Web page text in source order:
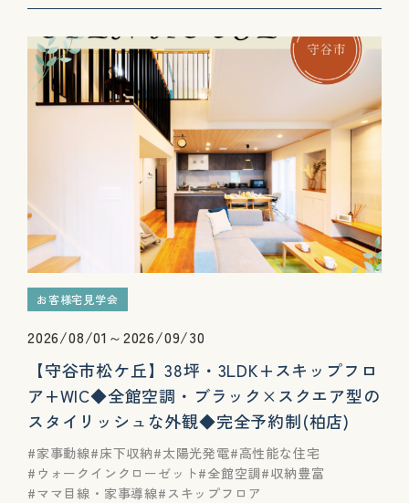
お客様宅見学会
2026/08/01～2026/09/30
【守谷市松ケ丘】38坪・3LDK+スキップフロ
ア+WIC◆全館空調・ブラック×スクエア型の
スタイリッシュな外観◆完全予約制(柏店)
家事動線 床下収納 太陽光発電 高性能な住宅
ウォークインクローゼット
全館空調
収納豊富
ママ目線・家事導線
スキップフロア